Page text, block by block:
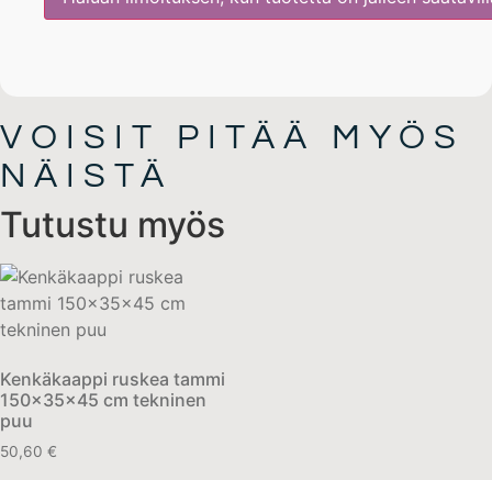
VOISIT PITÄÄ MYÖS
NÄISTÄ
Tutustu myös
Kenkäkaappi ruskea tammi
150x35x45 cm tekninen
puu
50,60 €